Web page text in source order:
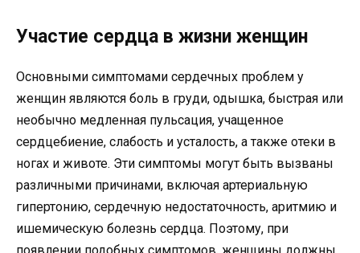
Участие сердца в жизни женщин
Основными симптомами сердечных проблем у
женщин являются боль в груди, одышка, быстрая или
необычно медленная пульсация, учащенное
сердцебиение, слабость и усталость, а также отеки в
ногах и животе. Эти симптомы могут быть вызваны
различными причинами, включая артериальную
гипертонию, сердечную недостаточность, аритмию и
ишемическую болезнь сердца. Поэтому, при